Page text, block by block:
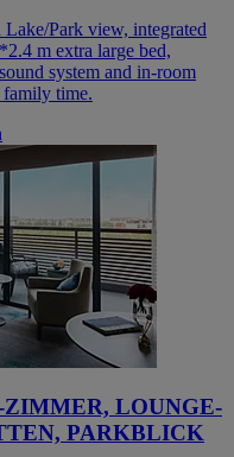
Park view, integrated
m extra large bed,
system and in-room
family time.
LOUNGE-
PARKBLICK